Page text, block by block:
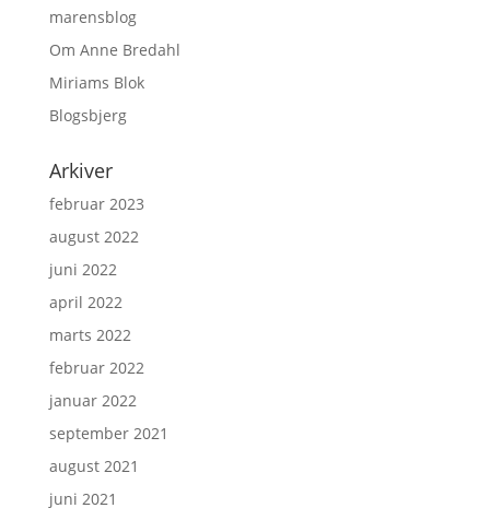
marensblog
Om Anne Bredahl
Miriams Blok
Blogsbjerg
Arkiver
februar 2023
august 2022
juni 2022
april 2022
marts 2022
februar 2022
januar 2022
september 2021
august 2021
juni 2021